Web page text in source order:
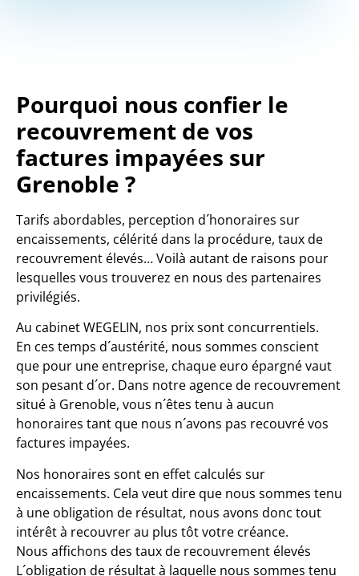
Pourquoi nous confier le
recouvrement de vos
factures impayées sur
Grenoble ?
Tarifs abordables, perception d´honoraires sur
encaissements, célérité dans la procédure, taux de
recouvrement élevés… Voilà autant de raisons pour
lesquelles vous trouverez en nous des partenaires
privilégiés.
Au cabinet WEGELIN, nos prix sont concurrentiels.
En ces temps d´austérité, nous sommes conscient
que pour une entreprise, chaque euro épargné vaut
son pesant d´or. Dans notre agence de recouvrement
situé à Grenoble, vous n´êtes tenu à aucun
honoraires tant que nous n´avons pas recouvré vos
factures impayées.
Nos honoraires sont en effet calculés sur
encaissements. Cela veut dire que nous sommes tenu
à une obligation de résultat, nous avons donc tout
intérêt à recouvrer au plus tôt votre créance.
Nous affichons des taux de recouvrement élevés
L´obligation de résultat à laquelle nous sommes tenu